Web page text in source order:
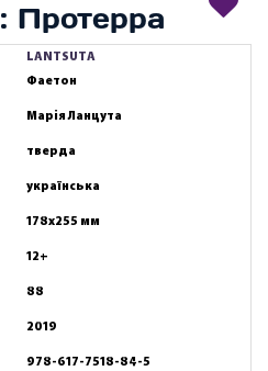
Протерра
LANTSUTA
Фаетон
Марія Ланцута
тверда
українська
178х255 мм
12+
88
2019
978-617-7518-84-5